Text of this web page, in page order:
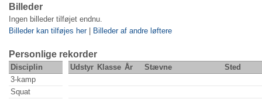
Billeder
Ingen billeder tilføjet endnu.
Billeder kan tilføjes her| Billeder af andre løftere
Personlige rekorder
Disciplin Udstyr Klasse År Stævne
Sted
3-kamp
Squat